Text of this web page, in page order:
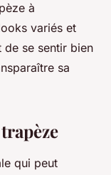
à
variés et
se sentir bien
sa
qui peut